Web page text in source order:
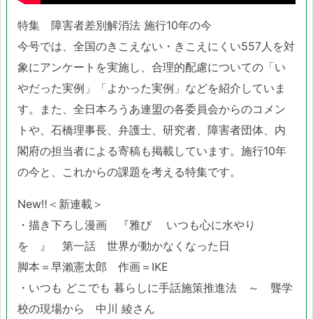
特集 障害者差別解消法 施行10年の今
今号では、全国のきこえない・きこえにくい557人を対
象にアンケートを実施し、合理的配慮についての「い
やだった実例」「よかった実例」などを紹介していま
す。また、全日本ろうあ連盟の各委員会からのコメン
トや、石橋理事長、弁護士、研究者、障害者団体、内
閣府の担当者による寄稿も掲載しています。施行10年
の今と、これからの課題を考える特集です。
New‼＜新連載＞
・描き下ろし漫画 『雅び いつも心に水やり
を 』 第一話 世界が動かなくなった日
脚本＝早瀨憲太郎 作画＝IKE
・いつも どこでも 暮らしに手話施策推進法 ～ 聾学
校の現場から 中川 綾さん